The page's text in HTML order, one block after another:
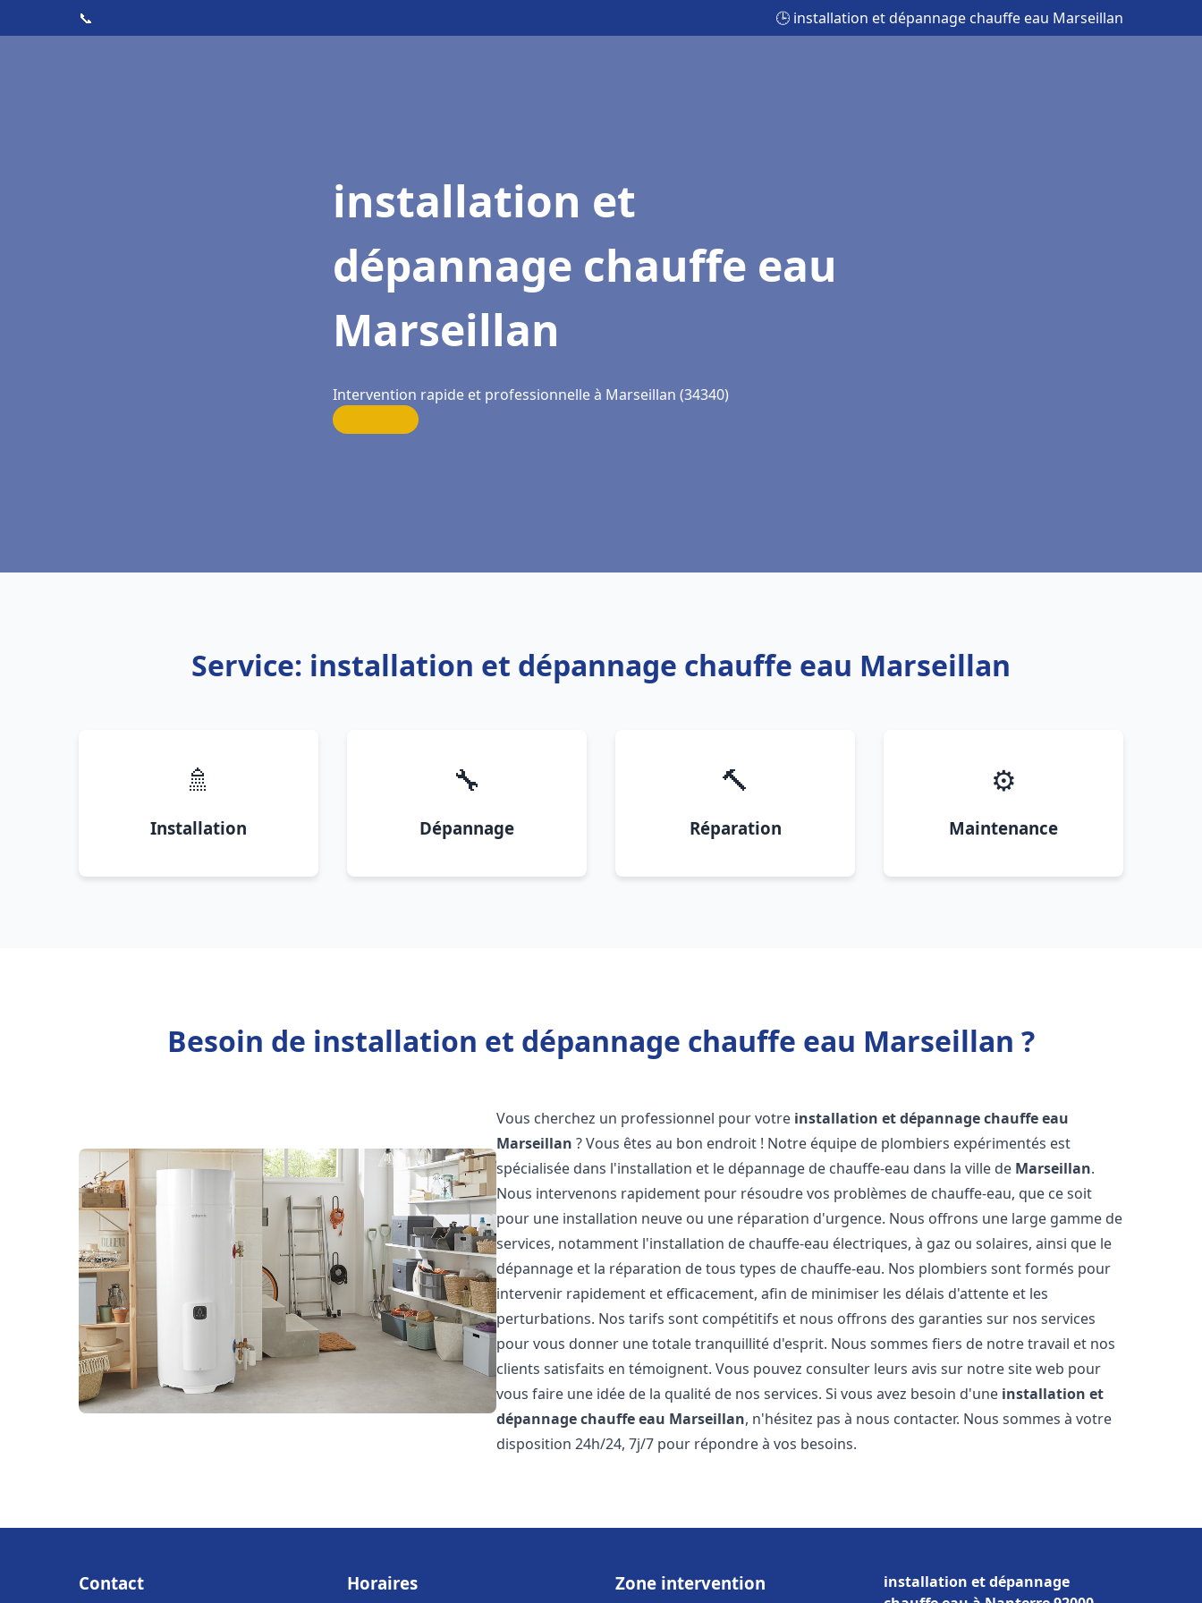
📞 🕒 installation et dépannage chauffe eau Marseillan
installation et
dépannage chauffe eau
Marseillan
Intervention rapide et professionnelle à Marseillan (34340)
Service: installation et dépannage chauffe eau Marseillan
🚿
Installation
🔧
Dépannage
🔨
Réparation
⚙️
Maintenance
Besoin de installation et dépannage chauffe eau Marseillan ?
Vous cherchez un professionnel pour votre installation et dépannage chauffe eau
Marseillan ? Vous êtes au bon endroit ! Notre équipe de plombiers expérimentés est
spécialisée dans l'installation et le dépannage de chauffe-eau dans la ville de Marseillan.
Nous intervenons rapidement pour résoudre vos problèmes de chauffe-eau, que ce soit
pour une installation neuve ou une réparation d'urgence. Nous offrons une large gamme de
services, notamment l'installation de chauffe-eau électriques, à gaz ou solaires, ainsi que le
dépannage et la réparation de tous types de chauffe-eau. Nos plombiers sont formés pour
intervenir rapidement et efficacement, afin de minimiser les délais d'attente et les
perturbations. Nos tarifs sont compétitifs et nous offrons des garanties sur nos services
pour vous donner une totale tranquillité d'esprit. Nous sommes fiers de notre travail et nos
clients satisfaits en témoignent. Vous pouvez consulter leurs avis sur notre site web pour
vous faire une idée de la qualité de nos services. Si vous avez besoin d'une installation et
dépannage chauffe eau Marseillan, n'hésitez pas à nous contacter. Nous sommes à votre
disposition 24h/24, 7j/7 pour répondre à vos besoins.
Contact Horaires Zone intervention
installation et dépannage